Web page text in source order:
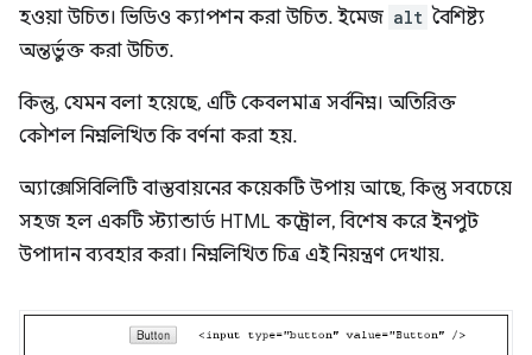
হওয়া উচিত। ভিডিও ক্যাপশন করা উচিত. ইমেজ alt বৈশিষ্ট্য
অন্তর্ভুক্ত করা উচিত.
কিন্তু, যেমন বলা হয়েছে, এটি কেবলমাত্র সর্বনিম্ন। অতিরিক্ত
কৌশল নিম্নলিখিত কি বর্ণনা করা হয়.
অ্যাক্সেসিবিলিটি বাস্তবায়নের কয়েকটি উপায় আছে, কিন্তু সবচেয়ে
সহজ হল একটি স্ট্যান্ডার্ড HTML কন্ট্রোল, বিশেষ করে ইনপুট
উপাদান ব্যবহার করা। নিম্নলিখিত চিত্র এই নিয়ন্ত্রণ দেখায়.